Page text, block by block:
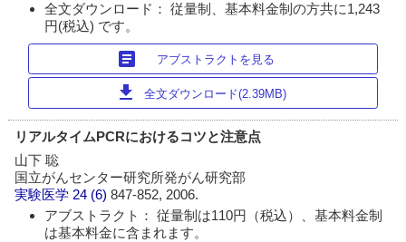
全文ダウンロード： 従量制、基本料金制の方共に1,243
円(税込) です。
article アブストラクトを見る
download 全文ダウンロード(2.39MB)
リアルタイムPCRにおけるコツと注意点
山下 聡
国立がんセンター研究所発がん研究部
実験医学 24 (6)847-852, 2006.
アブストラクト： 従量制は110円（税込）、基本料金制
は基本料金に含まれます。